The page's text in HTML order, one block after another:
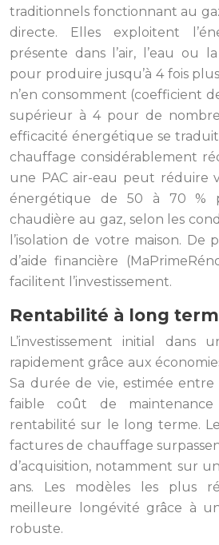
traditionnels fonctionnant au
directe. Elles exploitent
présente dans l’air, l’eau ou
pour produire jusqu’à 4 fois
n’en consomment (coefficient
supérieur à 4 pour de
efficacité énergétique se
chauffage considérablement
une PAC air-eau peut réduire
énergétique de 50 à 70 %
chaudière au gaz, selon les
l’isolation de votre maison. De
d’aide financière
facilitent l’investissement.
Rentabilité à long
L’investissement initial dans
rapidement grâce aux
Sa durée de vie, estimée entre
faible coût de
rentabilité sur le long terme.
factures de chauffage
d’acquisition, notamment sur
ans. Les modèles les plus
meilleure longévité grâce à
robuste.